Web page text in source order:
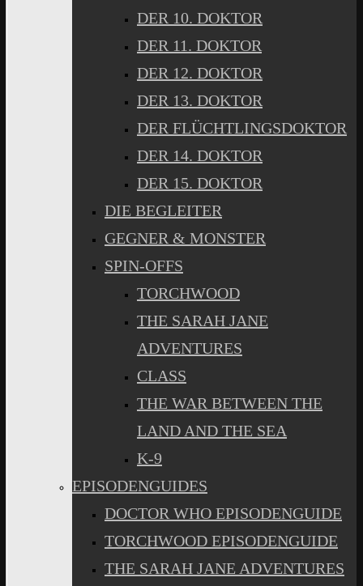
DER 10. DOKTOR
DER 11. DOKTOR
DER 12. DOKTOR
DER 13. DOKTOR
DER FLÜCHTLINGSDOKTOR
DER 14. DOKTOR
DER 15. DOKTOR
DIE BEGLEITER
GEGNER & MONSTER
SPIN-OFFS
TORCHWOOD
THE SARAH JANE
ADVENTURES
CLASS
THE WAR BETWEEN THE
LAND AND THE SEA
K-9
EPISODENGUIDES
DOCTOR WHO EPISODENGUIDE
TORCHWOOD EPISODENGUIDE
THE SARAH JANE ADVENTURES